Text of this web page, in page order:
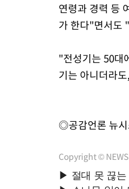
연령과 경력 등
가 한다"면서도
"전성기는 50대
기는 아니더라
◎공감언론 뉴
Copyright ©